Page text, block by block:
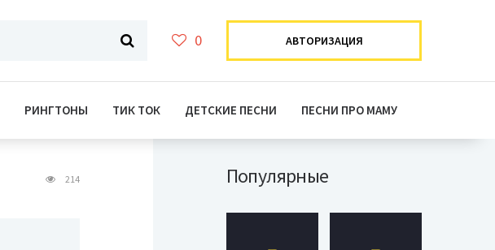
0 АВТОРИЗАЦИЯ
РИНГТОНЫ ТИК ТОК ДЕТСКИЕ ПЕСНИ ПЕСНИ ПРО МАМУ
214 Популярные